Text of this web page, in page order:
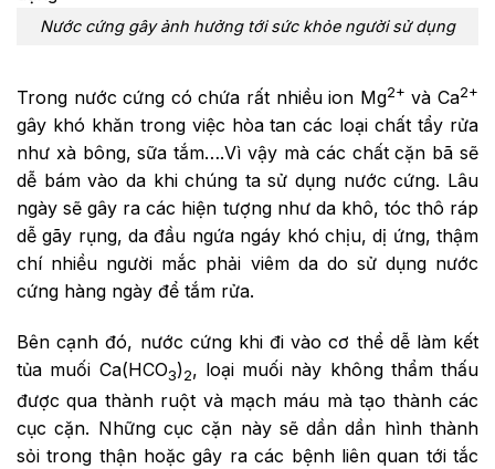
Nước cứng gây ảnh hưởng tới sức khỏe người sử dụng
Trong nước cứng có chứa rất nhiều ion Mg2+ và Ca2+
gây khó khăn trong việc hòa tan các loại chất tẩy rửa
như xà bông, sữa tắm….Vì vậy mà các chất cặn bã sẽ
dễ bám vào da khi chúng ta sử dụng nước cứng. Lâu
ngày sẽ gây ra các hiện tượng như da khô, tóc thô ráp
dễ gãy rụng, da đầu ngứa ngáy khó chịu, dị ứng, thậm
chí nhiều người mắc phải viêm da do sử dụng nước
cứng hàng ngày để tắm rửa.
Bên cạnh đó, nước cứng khi đi vào cơ thể dễ làm kết
tủa muối Ca(HCO3)2, loại muối này không thẩm thấu
được qua thành ruột và mạch máu mà tạo thành các
cục cặn. Những cục cặn này sẽ dần dần hình thành
sỏi trong thận hoặc gây ra các bệnh liên quan tới tắc